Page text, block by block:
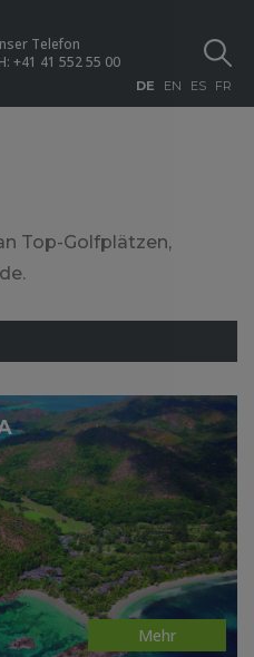
Telefon
+41 41 552 55 00
DE EN ES FR
Top-Golfplätzen,
Mehr